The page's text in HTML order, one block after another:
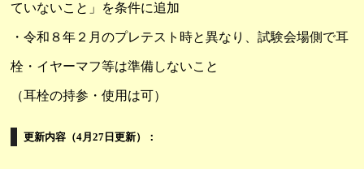
ていないこと」を条件に追加
・令和８年２月のプレテスト時と異なり、試験会場側で耳
栓・イヤーマフ等は準備しないこと
（耳栓の持参・使用は可）
更新内容（4月27日更新）：